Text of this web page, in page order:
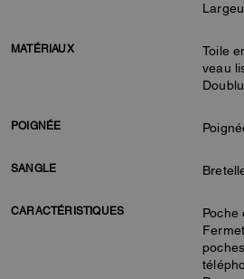
MATÉRIAUX
Toile
veau
POIGNÉE
SANGLE
CARACTÉRISTIQUES
Poche